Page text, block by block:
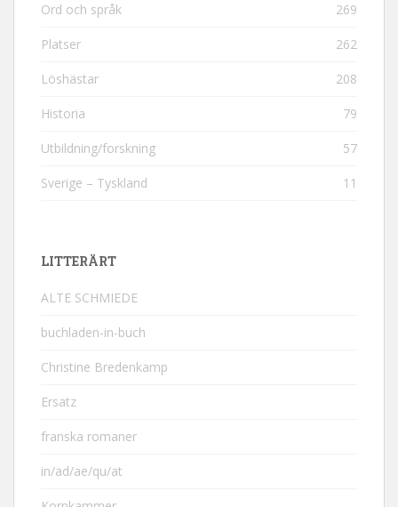
Ord och språk 269
Platser 262
Löshästar 208
Historia 79
Utbildning/forskning 57
Sverige – Tyskland 11
LITTERÄRT
ALTE SCHMIEDE
buchladen-in-buch
Christine Bredenkamp
Ersatz
franska romaner
in/ad/ae/qu/at